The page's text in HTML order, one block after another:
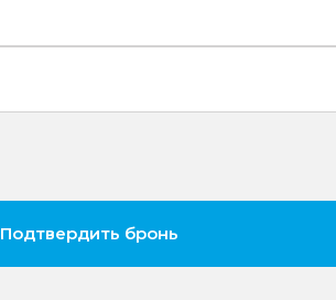
Подтвердить бронь